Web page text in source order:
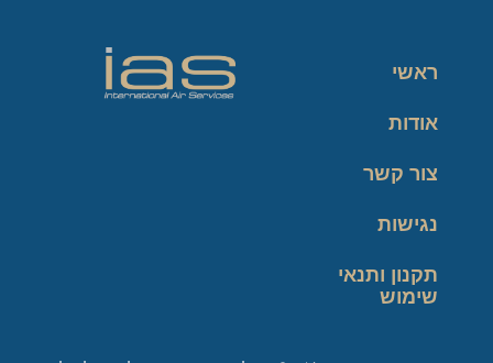
ראשי
אודות
צור קשר
נגישות
תקנון ותנאי
שימוש